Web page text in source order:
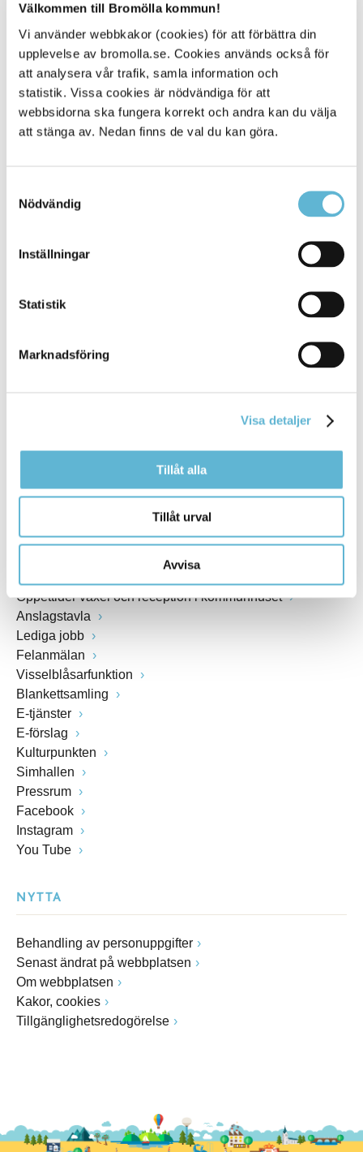
Välkommen till Bromölla kommun!
Vi använder webbkakor (cookies) för att förbättra din
upplevelse av bromolla.se. Cookies används också för
att analysera vår trafik, samla information och
statistik. Vissa cookies är nödvändiga för att
webbsidorna ska fungera korrekt och andra kan du välja
att stänga av. Nedan finns de val du kan göra.
Nödvändig
Inställningar
Statistik
Marknadsföring
Visa detaljer
Tillåt alla
Tillåt urval
Avvisa
Sidan senast uppdaterad:den 3 June 2024
Kommunhuset, Storgatan 48
Box 18, 295 21 Bromölla
Org.nr: 212000-0894
SNABBVAL
Öppettider växel och reception i kommunhuset
Anslagstavla
Lediga jobb
Felanmälan
Visselblåsarfunktion
Blankettsamling
E-tjänster
E-förslag
Kulturpunkten
Simhallen
Pressrum
Facebook
Instagram
You Tube
NYTTA
Behandling av personuppgifter
Senast ändrat på webbplatsen
Om webbplatsen
Kakor, cookies
Tillgänglighetsredogörelse